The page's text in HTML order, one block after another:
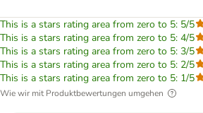
This is a stars rating area from zero to 5: 5/5
This is a stars rating area from zero to 5: 4/5
This is a stars rating area from zero to 5: 3/5
This is a stars rating area from zero to 5: 2/5
This is a stars rating area from zero to 5: 1/5
Wie wir mit Produktbewertungen umgehen